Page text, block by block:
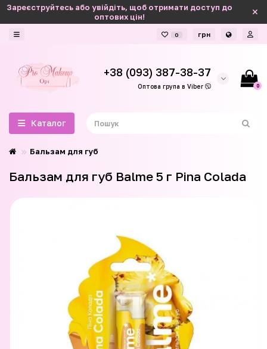
Зареєструйтесь або увійдіть, щоб отримати доступ до
оптових цін!
0 грн
+38 (093) 387-38-37
Оптова група в Viber 0
Каталог
Бальзам для губ
Бальзам для губ Balme 5 г Pina Colada